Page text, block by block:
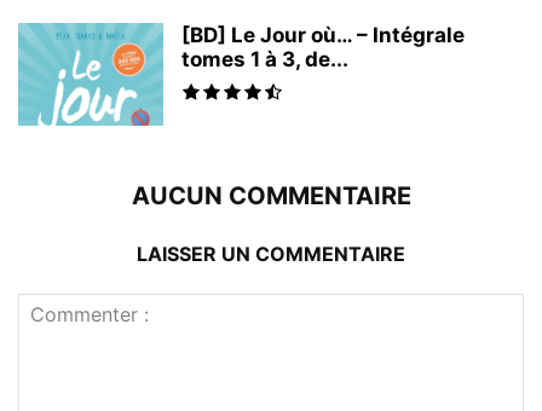
[BD] Le Jour où… – Intégrale
tomes 1 à 3, de...
AUCUN COMMENTAIRE
LAISSER UN COMMENTAIRE